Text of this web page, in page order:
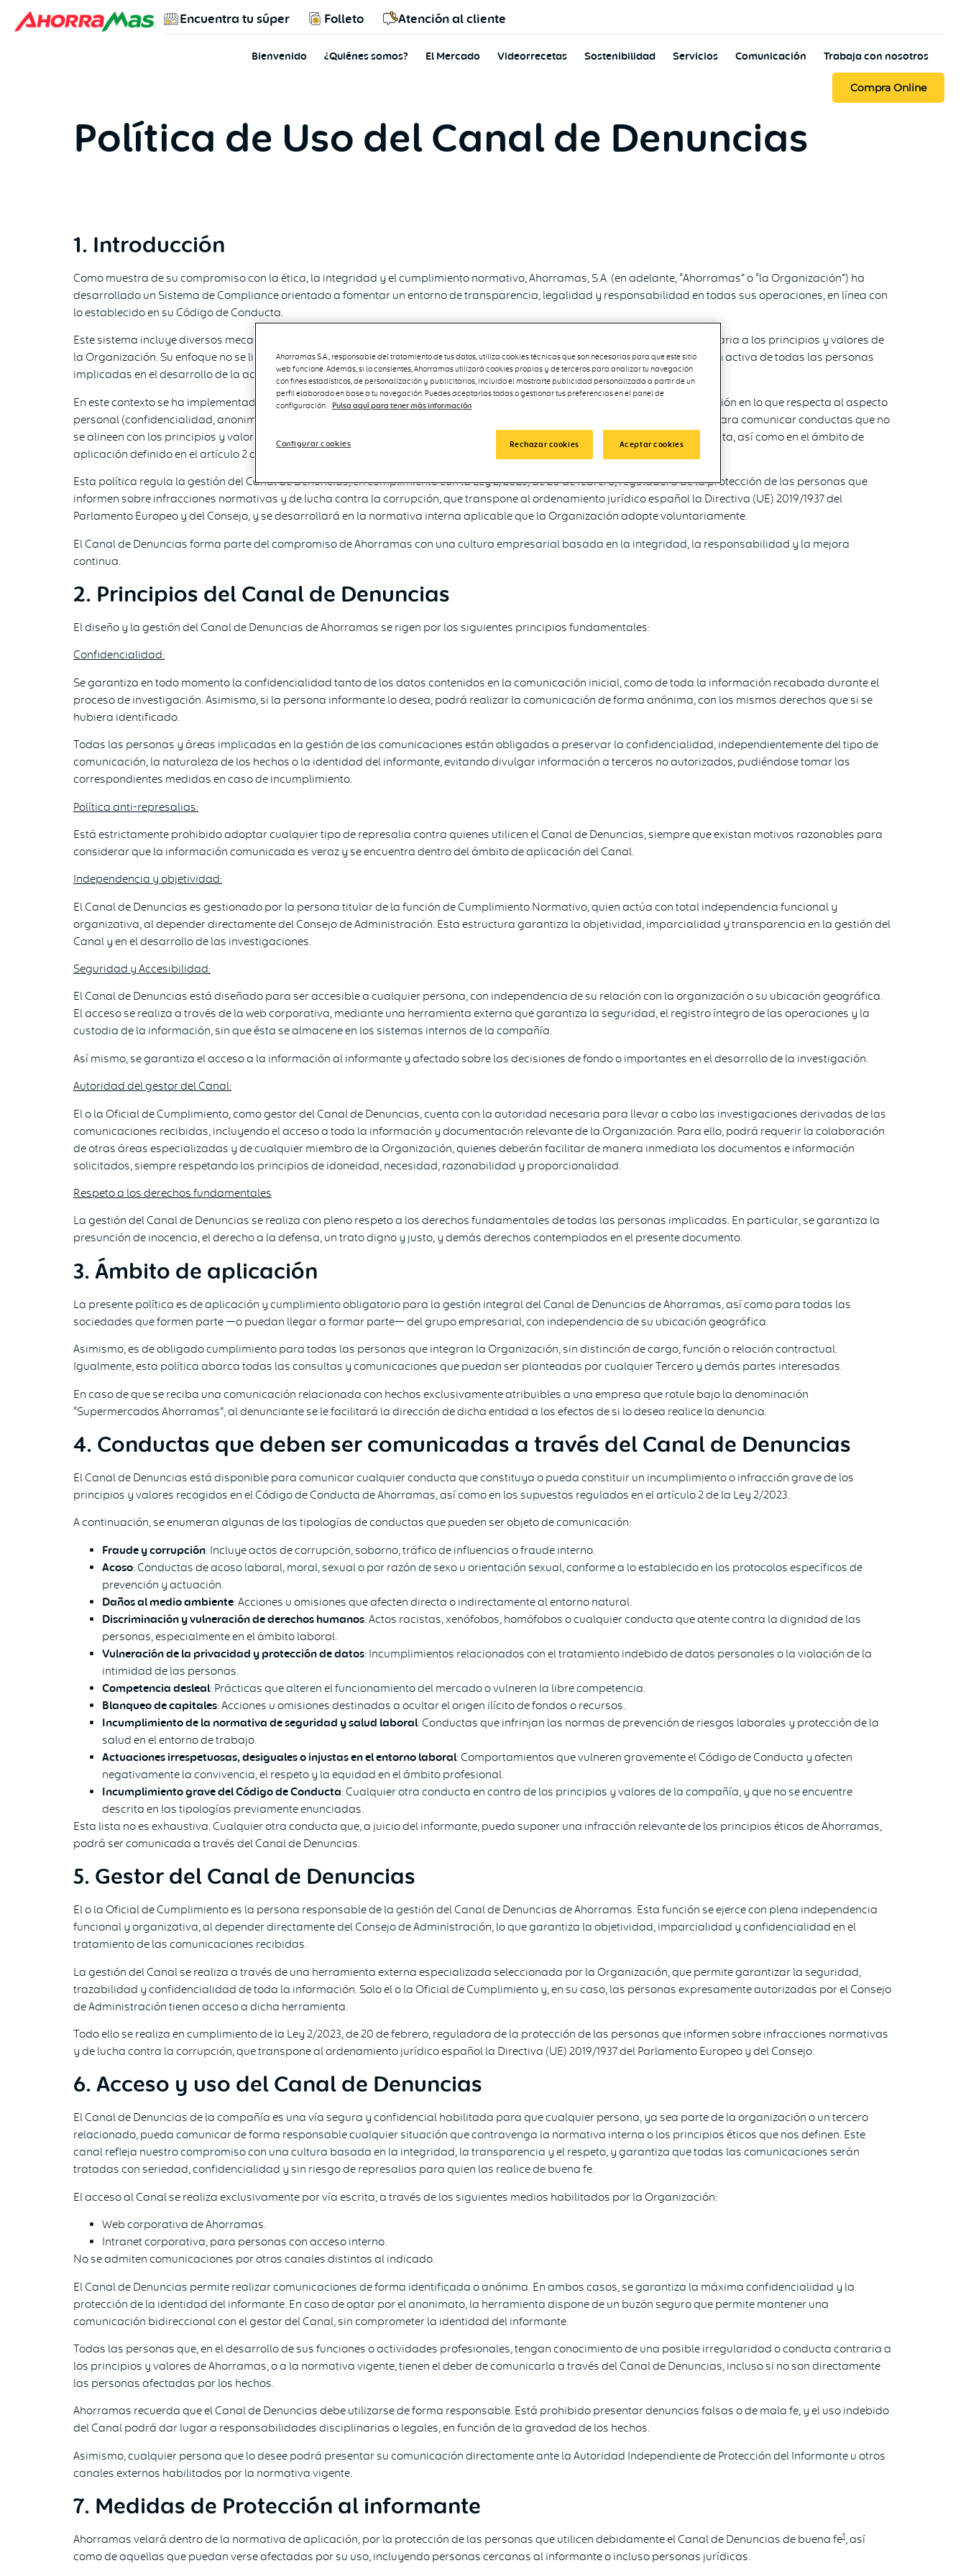
Encuentra tu súper Folleto Atención al cliente
Bienvenido ¿Quiénes somos? El Mercado Videorrecetas Sostenibilidad Servicios Comunicación Trabaja con nosotros
Compra Online
Política de Uso del Canal de Denuncias
1. Introducción
Como muestra de su compromiso con la ética, la integridad y el cumplimiento normativo, Ahorramas, S.A. (en adelante, “Ahorramas” o “la Organización”) ha
desarrollado un Sistema de Compliance orientado a fomentar un entorno de transparencia, legalidad y responsabilidad en todas sus operaciones, en línea con
lo establecido en su Código de Conducta.
Este sistema incluye diversos mecanismos que permiten gestionar de forma integral cualquier irregularidad o infracción contraria a los principios y valores de
la Organización. Su enfoque no se limita únicamente a la prevención, sino que también promueve la detección y la colaboración activa de todas las personas
implicadas en el desarrollo de la actividad empresarial.
En este contexto se ha implementado el Canal de Denuncias, una herramienta que vela por cumplir con la normativa de aplicación en lo que respecta al aspecto
personal (confidencialidad, anonimato, prohibición de represalias, etc.) y tecnológico (trazabilidad, gestión documental, etc.) para comunicar conductas que no
se alineen con los principios y valores que han guiado a Ahorramas desde sus inicios, y que se recogen en su Código de Conducta, así como en el ámbito de
aplicación definido en el artículo 2 de la Ley 2/2023.
Esta política regula la gestión del Canal de Denuncias, en cumplimiento con la Ley 2/2023, de 20 de febrero, reguladora de la protección de las personas que
informen sobre infracciones normativas y de lucha contra la corrupción, que transpone al ordenamiento jurídico español la Directiva (UE) 2019/1937 del
Parlamento Europeo y del Consejo, y se desarrollará en la normativa interna aplicable que la Organización adopte voluntariamente.
El Canal de Denuncias forma parte del compromiso de Ahorramas con una cultura empresarial basada en la integridad, la responsabilidad y la mejora
continua.
2. Principios del Canal de Denuncias
El diseño y la gestión del Canal de Denuncias de Ahorramas se rigen por los siguientes principios fundamentales:
Confidencialidad:
Se garantiza en todo momento la confidencialidad tanto de los datos contenidos en la comunicación inicial, como de toda la información recabada durante el
proceso de investigación. Asimismo, si la persona informante lo desea, podrá realizar la comunicación de forma anónima, con los mismos derechos que si se
hubiera identificado.
Todas las personas y áreas implicadas en la gestión de las comunicaciones están obligadas a preservar la confidencialidad, independientemente del tipo de
comunicación, la naturaleza de los hechos o la identidad del informante, evitando divulgar información a terceros no autorizados, pudiéndose tomar las
correspondientes medidas en caso de incumplimiento.
Política anti-represalias:
Está estrictamente prohibido adoptar cualquier tipo de represalia contra quienes utilicen el Canal de Denuncias, siempre que existan motivos razonables para
considerar que la información comunicada es veraz y se encuentra dentro del ámbito de aplicación del Canal.
Independencia y objetividad:
El Canal de Denuncias es gestionado por la persona titular de la función de Cumplimiento Normativo, quien actúa con total independencia funcional y
organizativa, al depender directamente del Consejo de Administración. Esta estructura garantiza la objetividad, imparcialidad y transparencia en la gestión del
Canal y en el desarrollo de las investigaciones.
Seguridad y Accesibilidad:
El Canal de Denuncias está diseñado para ser accesible a cualquier persona, con independencia de su relación con la organización o su ubicación geográfica.
El acceso se realiza a través de la web corporativa, mediante una herramienta externa que garantiza la seguridad, el registro íntegro de las operaciones y la
custodia de la información, sin que ésta se almacene en los sistemas internos de la compañía.
Así mismo, se garantiza el acceso a la información al informante y afectado sobre las decisiones de fondo o importantes en el desarrollo de la investigación.
Autoridad del gestor del Canal:
El o la Oficial de Cumplimiento, como gestor del Canal de Denuncias, cuenta con la autoridad necesaria para llevar a cabo las investigaciones derivadas de las
comunicaciones recibidas, incluyendo el acceso a toda la información y documentación relevante de la Organización. Para ello, podrá requerir la colaboración
de otras áreas especializadas y de cualquier miembro de la Organización, quienes deberán facilitar de manera inmediata los documentos e información
solicitados, siempre respetando los principios de idoneidad, necesidad, razonabilidad y proporcionalidad.
Respeto a los derechos fundamentales
La gestión del Canal de Denuncias se realiza con pleno respeto a los derechos fundamentales de todas las personas implicadas. En particular, se garantiza la
presunción de inocencia, el derecho a la defensa, un trato digno y justo, y demás derechos contemplados en el presente documento.
3. Ámbito de aplicación
La presente política es de aplicación y cumplimiento obligatorio para la gestión integral del Canal de Denuncias de Ahorramas, así como para todas las
sociedades que formen parte —o puedan llegar a formar parte— del grupo empresarial, con independencia de su ubicación geográfica.
Asimismo, es de obligado cumplimiento para todas las personas que integran la Organización, sin distinción de cargo, función o relación contractual.
Igualmente, esta política abarca todas las consultas y comunicaciones que puedan ser planteadas por cualquier Tercero y demás partes interesadas.
En caso de que se reciba una comunicación relacionada con hechos exclusivamente atribuibles a una empresa que rotule bajo la denominación
“Supermercados Ahorramas”, al denunciante se le facilitará la dirección de dicha entidad a los efectos de si lo desea realice la denuncia.
4. Conductas que deben ser comunicadas a través del Canal de Denuncias
El Canal de Denuncias está disponible para comunicar cualquier conducta que constituya o pueda constituir un incumplimiento o infracción grave de los
principios y valores recogidos en el Código de Conducta de Ahorramas, así como en los supuestos regulados en el artículo 2 de la Ley 2/2023.
A continuación, se enumeran algunas de las tipologías de conductas que pueden ser objeto de comunicación:
Fraude y corrupción: Incluye actos de corrupción, soborno, tráfico de influencias o fraude interno.
Acoso: Conductas de acoso laboral, moral, sexual o por razón de sexo u orientación sexual, conforme a lo establecido en los protocolos específicos de
prevención y actuación.
Daños al medio ambiente: Acciones u omisiones que afecten directa o indirectamente al entorno natural.
Discriminación y vulneración de derechos humanos: Actos racistas, xenófobos, homófobos o cualquier conducta que atente contra la dignidad de las
personas, especialmente en el ámbito laboral.
Vulneración de la privacidad y protección de datos: Incumplimientos relacionados con el tratamiento indebido de datos personales o la violación de la
intimidad de las personas.
Competencia desleal: Prácticas que alteren el funcionamiento del mercado o vulneren la libre competencia.
Blanqueo de capitales: Acciones u omisiones destinadas a ocultar el origen ilícito de fondos o recursos.
Incumplimiento de la normativa de seguridad y salud laboral: Conductas que infrinjan las normas de prevención de riesgos laborales y protección de la
salud en el entorno de trabajo.
Actuaciones irrespetuosas, desiguales o injustas en el entorno laboral: Comportamientos que vulneren gravemente el Código de Conducta y afecten
negativamente la convivencia, el respeto y la equidad en el ámbito profesional.
Incumplimiento grave del Código de Conducta: Cualquier otra conducta en contra de los principios y valores de la compañía, y que no se encuentre
descrita en las tipologías previamente enunciadas.
Esta lista no es exhaustiva. Cualquier otra conducta que, a juicio del informante, pueda suponer una infracción relevante de los principios éticos de Ahorramas,
podrá ser comunicada a través del Canal de Denuncias.
5. Gestor del Canal de Denuncias
El o la Oficial de Cumplimiento es la persona responsable de la gestión del Canal de Denuncias de Ahorramas. Esta función se ejerce con plena independencia
funcional y organizativa, al depender directamente del Consejo de Administración, lo que garantiza la objetividad, imparcialidad y confidencialidad en el
tratamiento de las comunicaciones recibidas.
La gestión del Canal se realiza a través de una herramienta externa especializada seleccionada por la Organización, que permite garantizar la seguridad,
trazabilidad y confidencialidad de toda la información. Solo el o la Oficial de Cumplimiento y, en su caso, las personas expresamente autorizadas por el Consejo
de Administración tienen acceso a dicha herramienta.
Todo ello se realiza en cumplimiento de la Ley 2/2023, de 20 de febrero, reguladora de la protección de las personas que informen sobre infracciones normativas
y de lucha contra la corrupción, que transpone al ordenamiento jurídico español la Directiva (UE) 2019/1937 del Parlamento Europeo y del Consejo.
6. Acceso y uso del Canal de Denuncias
El Canal de Denuncias de la compañía es una vía segura y confidencial habilitada para que cualquier persona, ya sea parte de la organización o un tercero
relacionado, pueda comunicar de forma responsable cualquier situación que contravenga la normativa interna o los principios éticos que nos definen. Este
canal refleja nuestro compromiso con una cultura basada en la integridad, la transparencia y el respeto, y garantiza que todas las comunicaciones serán
tratadas con seriedad, confidencialidad y sin riesgo de represalias para quien las realice de buena fe.
El acceso al Canal se realiza exclusivamente por vía escrita, a través de los siguientes medios habilitados por la Organización:
Web corporativa de Ahorramas.
Intranet corporativa, para personas con acceso interno.
No se admiten comunicaciones por otros canales distintos al indicado.
El Canal de Denuncias permite realizar comunicaciones de forma identificada o anónima. En ambos casos, se garantiza la máxima confidencialidad y la
protección de la identidad del informante. En caso de optar por el anonimato, la herramienta dispone de un buzón seguro que permite mantener una
comunicación bidireccional con el gestor del Canal, sin comprometer la identidad del informante.
Todas las personas que, en el desarrollo de sus funciones o actividades profesionales, tengan conocimiento de una posible irregularidad o conducta contraria a
los principios y valores de Ahorramas, o a la normativa vigente, tienen el deber de comunicarla a través del Canal de Denuncias, incluso si no son directamente
las personas afectadas por los hechos.
Ahorramas recuerda que el Canal de Denuncias debe utilizarse de forma responsable. Está prohibido presentar denuncias falsas o de mala fe, y el uso indebido
del Canal podrá dar lugar a responsabilidades disciplinarias o legales, en función de la gravedad de los hechos.
Asimismo, cualquier persona que lo desee podrá presentar su comunicación directamente ante la Autoridad Independiente de Protección del Informante u otros
canales externos habilitados por la normativa vigente.
7. Medidas de Protección al informante
Ahorramas velará dentro de la normativa de aplicación, por la protección de las personas que utilicen debidamente el Canal de Denuncias de buena fe1, así
como de aquellas que puedan verse afectadas por su uso, incluyendo personas cercanas al informante o incluso personas jurídicas.
Ahorramas S.A., responsable del tratamiento de tus datos, utiliza cookies técnicas que son necesarias para que este sitio
web funcione. Además, si lo consientes, Ahorramas utilizará cookies propias y de terceros para analizar tu navegación
con fines estadísticos, de personalización y publicitarios, incluido el mostrarte publicidad personalizada a partir de un
perfil elaborado en base a tu navegación. Puedes aceptarlas todas o gestionar tus preferencias en el panel de
configuración. Pulsa aquí para tener más información
Rechazar cookies Aceptar cookies
Configurar cookies